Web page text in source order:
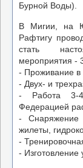
Бурной Воды).
В Мигии, на
Рафтигу
стать
мероприятия -
- Проживание в
- Двух- и
- Работа 3-4
Федерацией
-
жилеты,
-
- Изготовление